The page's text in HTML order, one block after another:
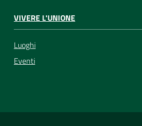
VIVERE L'UNIONE
Luoghi
Eventi